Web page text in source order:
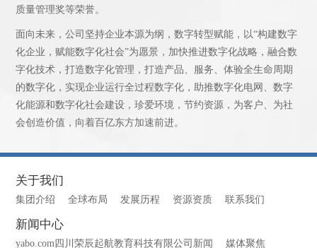
质量管理奖等荣誉。
面向未来，公司坚持企业本源为纲，数字转型赋能，以“构建数字
化企业，赋能数字化社会”为愿景，加快推进数字化战略，融合数
字化技术，打造数字化管理，打造产品、服务、体验全生命周期
的数字化，实现企业运行全过程数字化，助推数字化电网、数字
化能源和数字化社会建设，珍爱环境，节约资源，为客户、为社
会创造价值，向着百亿东方加速前进。
关于我们
集团介绍 全球布局 发展历程 资源资质 联系我们
新闻中心
yabo.com四川荣辰起航教育科技有限公司新闻 媒体聚焦